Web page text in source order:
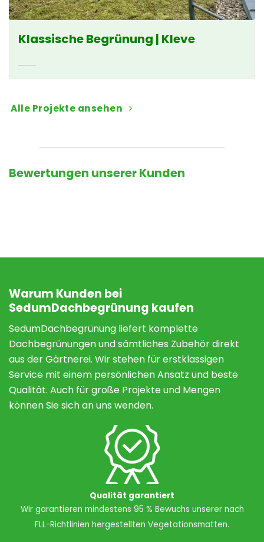
Klassische Begrünung | Kleve
Alle Projekte ansehen
Bewertungen unserer Kunden
Warum Kunden bei
SedumDachbegrünung kaufen
SedumDachbegrünung liefert komplette
Dachbegrünungen und sämtliches Zubehör direkt
aus der Gärtnerei. Wir stehen für erstklassigen
Service mit einem persönlichen Ansatz und beste
Qualität. Auch für große Projekte und Mengen
können Sie sich an uns wenden.
Qualität garantiert
Wir garantieren mindestens 95 % Bewuchs unserer nach
FLL-Richtlinien hergestellten Vegetationsmatten.